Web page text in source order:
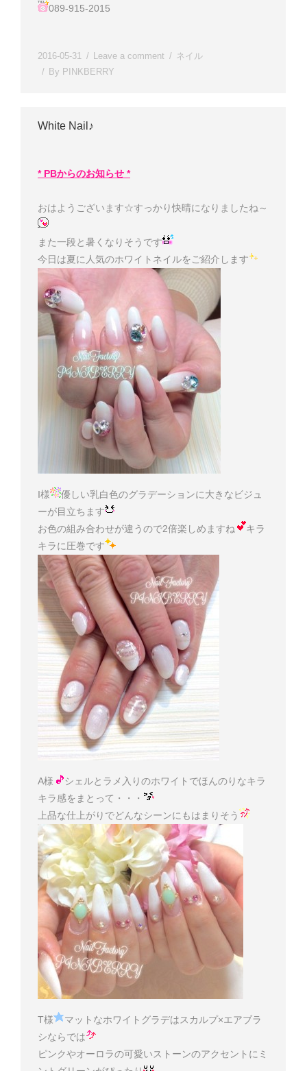
089-915-2015
2016-05-31 Leave a comment
ネイル
By PINKBERRY
White Nail♪
* PBからのお知らせ *
おはようございます☆すっかり快晴になりましたね～
また一段と暑くなりそうです
今日は夏に人気のホワイトネイルをご紹介します
I様
優しい乳白色のグラデーションに大きなビジュ
ーが目立ちます
お色の組み合わせが違うので2倍楽しめますね
キラ
キラに圧巻です
A様
シェルとラメ入りのホワイトでほんのりなキラ
キラ感をまとって・・・
上品な仕上がりでどんなシーンにもはまりそう
T様
マットなホワイトグラデはスカルプ×エアブラ
シならでは
ピンクやオーロラの可愛いストーンのアクセントにミ